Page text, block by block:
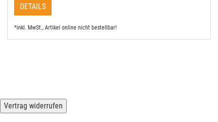
DETAILS
*inkl. MwSt., Artikel online nicht bestellbar!
Vertrag widerrufen